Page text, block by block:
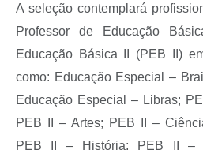
A seleção contemplará
Professor de Educação
Educação Básica II (PEB II)
como: Educação Especial –
Educação Especial – Libras;
PEB II – Artes; PEB II –
PEB II – História; PEB II –